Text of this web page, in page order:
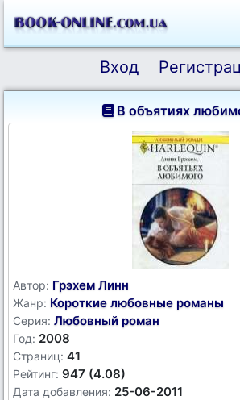
Вход
В объятиях
Автор: Грэхем Линн
Жанр: Короткие любовные романы
Серия: Любовный роман
Год: 2008
Страниц: 41
Рейтинг: 947 (4.08)
Дата добавления: 25-06-2011